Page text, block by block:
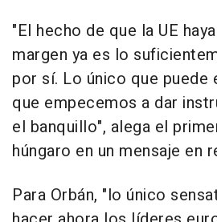
"El hecho de que la UE
margen ya es lo
por sí. Lo único que puede
que empecemos a dar
el banquillo", alega el
húngaro en un mensaje en
Para Orbán, "lo único